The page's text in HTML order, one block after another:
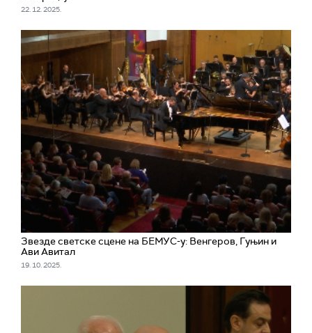
22. 12. 2025.
Звезде светске сцене на БЕМУС-у: Венгеров, Гуњин и
Ави Авитал
19. 10. 2025.